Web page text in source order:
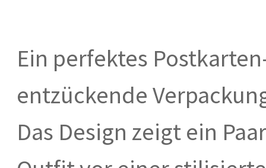
Ein perfektes
entzückende
Das Design zeigt ein